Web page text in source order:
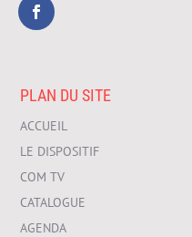
PLAN DU SITE
ACCUEIL
LE DISPOSITIF
COM TV
CATALOGUE
AGENDA